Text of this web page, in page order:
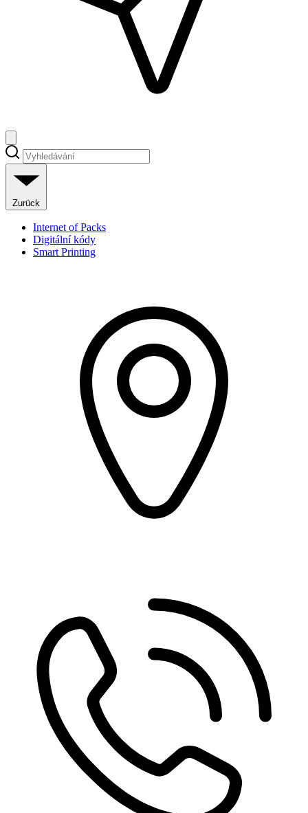
Zurück
Internet of Packs
Digitální kódy
Smart Printing